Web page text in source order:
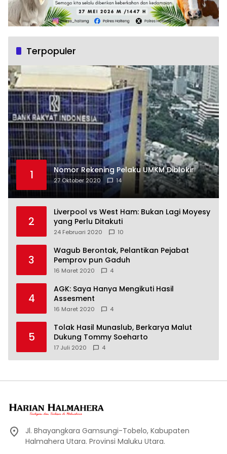
Terpopuler
1 Nomor Rekening Pelaku UMKM Diblokir
27 Oktober 2020 14
2
Liverpool vs West Ham: Bukan Lagi Moyesy
yang Perlu Ditakuti
24 Februari 2020 10
3
Wagub Berontak, Pelantikan Pejabat
Pemprov pun Gaduh
16 Maret 2020 4
4
AGK: Saya Hanya Mengikuti Hasil
Assesment
16 Maret 2020 4
5
Tolak Hasil Munaslub, Berkarya Malut
Dukung Tommy Soeharto
17 Juli 2020 4
Jl. Bhayangkara Gamsungi-Tobelo, Kabupaten
Halmahera Utara. Provinsi Maluku Utara.